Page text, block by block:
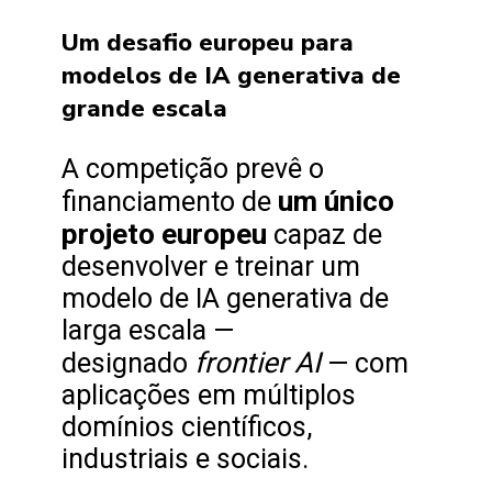
Um desafio europeu para
modelos de IA generativa de
grande escala
A competição prevê o
financiamento de um único
projeto europeu capaz de
desenvolver e treinar um
modelo de IA generativa de
larga escala —
designado frontier AI— com
aplicações em múltiplos
domínios científicos,
industriais e sociais.